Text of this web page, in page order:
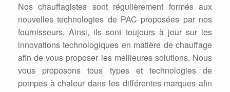
Nos chauffagistes sont régulièrement formés aux
nouvelles technologies de PAC proposées par nos
fournisseurs. Ainsi, ils sont toujours à jour sur les
innovations technologiques en matière de chauffage
afin de vous proposer les meilleures solutions. Nous
vous proposons tous types et technologies de
pompes à chaleur dans les différentes marques afin